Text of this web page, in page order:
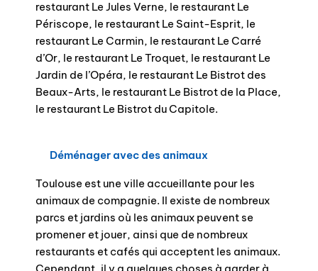
restaurant Le Jules Verne, le restaurant Le
Périscope, le restaurant Le Saint-Esprit, le
restaurant Le Carmin, le restaurant Le Carré
d’Or, le restaurant Le Troquet, le restaurant Le
Jardin de l’Opéra, le restaurant Le Bistrot des
Beaux-Arts, le restaurant Le Bistrot de la Place,
le restaurant Le Bistrot du Capitole.
Déménager avec des animaux
Toulouse est une ville accueillante pour les
animaux de compagnie. Il existe de nombreux
parcs et jardins où les animaux peuvent se
promener et jouer, ainsi que de nombreux
restaurants et cafés qui acceptent les animaux.